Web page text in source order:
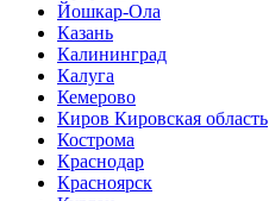
Йошкар-Ола
Казань
Калининград
Калуга
Кемерово
Киров Кировская область
Кострома
Краснодар
Красноярск